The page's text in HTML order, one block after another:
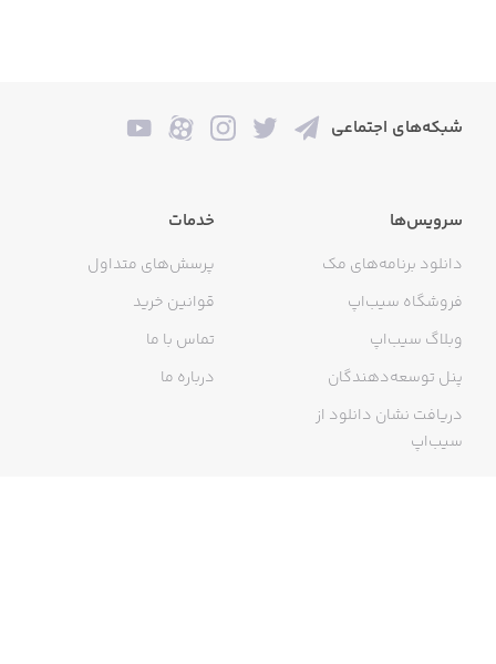
شبکه‌های اجتماعی
سرویس‌ها
دانلود برنامه‌های مک
فروشگاه سیب‌اپ
وبلاگ سیب‌اپ
پنل توسعه‌دهندگان
دریافت نشان دانلود از
سیب‌اپ
خدمات
پرسش‌های متداول
قوانین خرید
تماس با ما
درباره ما